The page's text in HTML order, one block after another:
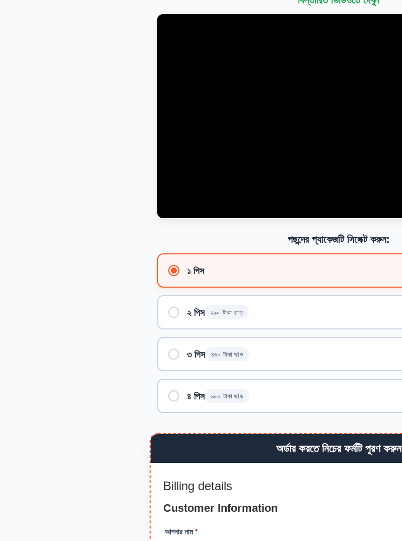
পছন্দের প্যাকেজটি সিলেক্ট করুন:
১ পিস
২ পিস ২৯০ টাকা ছাড়
৩ পিস ৪৬০ টাকা ছাড়
৪ পিস ৬০০ টাকা ছাড়
অর্ডার করতে নিচের ফর্মটি পূরণ করুন
Billing details
Customer Information
আপনার নাম*